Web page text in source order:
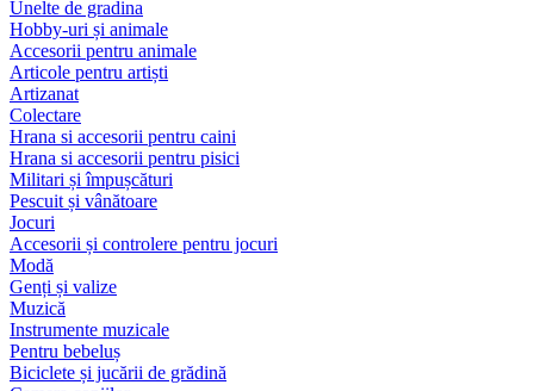
Unelte de gradina
Hobby-uri și animale
Accesorii pentru animale
Articole pentru artiști
Artizanat
Colectare
Hrana si accesorii pentru caini
Hrana si accesorii pentru pisici
Militari și împușcături
Pescuit și vânătoare
Jocuri
Accesorii și controlere pentru jocuri
Modă
Genți și valize
Muzică
Instrumente muzicale
Pentru bebeluș
Biciclete și jucării de grădină